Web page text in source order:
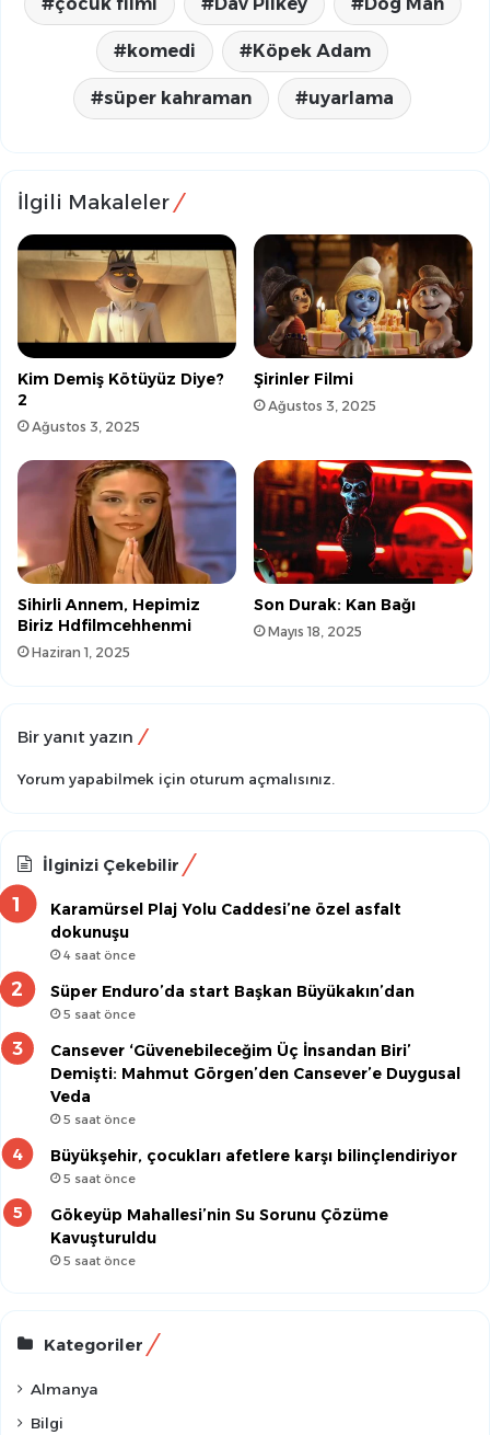
çocuk filmi Dav Pilkey Dog Man
komedi Köpek Adam
süper kahraman uyarlama
İlgili Makaleler
Kim Demiş Kötüyüz Diye?
2
Ağustos 3, 2025
Şirinler Filmi
Ağustos 3, 2025
Sihirli Annem, Hepimiz
Biriz Hdfilmcehhenmi
Haziran 1, 2025
Son Durak: Kan Bağı
Mayıs 18, 2025
Bir yanıt yazın
Yorum yapabilmek için oturum açmalısınız
İlginizi Çekebilir
Karamürsel Plaj Yolu Caddesi’ne özel asfalt
dokunuşu
4 saat önce
Süper Enduro’da start Başkan Büyükakın’dan
5 saat önce
Cansever ‘Güvenebileceğim Üç İnsandan Biri’
Demişti: Mahmut Görgen’den Cansever’e Duygusal
Veda
5 saat önce
Büyükşehir, çocukları afetlere karşı bilinçlendiriyor
5 saat önce
Gökeyüp Mahallesi’nin Su Sorunu Çözüme
Kavuşturuldu
5 saat önce
Kategoriler
Almanya
Bilgi